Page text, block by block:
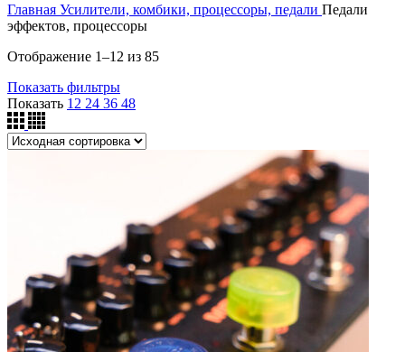
Главная Усилители, комбики, процессоры, педали Педали
эффектов, процессоры
Отображение 1–12 из 85
Показать фильтры
Показать 12 24 36 48